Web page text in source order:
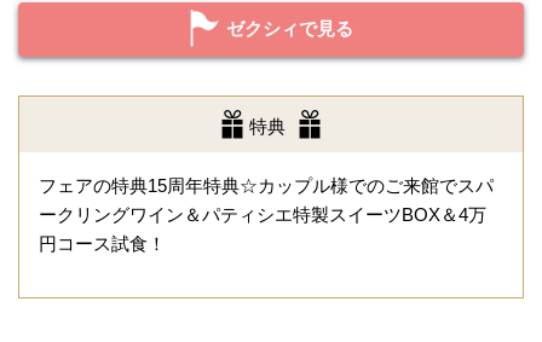
ゼクシィで見る
特典
フェアの特典15周年特典☆カップル様でのご来館でスパ
ークリングワイン＆パティシエ特製スイーツBOX＆4万
円コース試食！